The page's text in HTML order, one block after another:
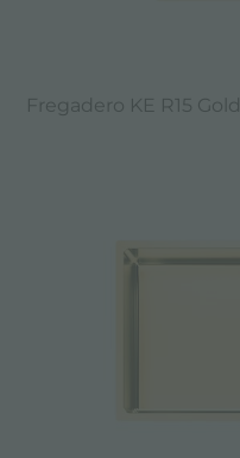
Fregadero KE R15 Gold